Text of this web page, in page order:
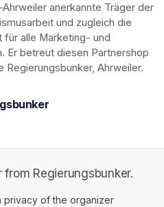
anerkannte Träger der
und zugleich die
für alle Marketing- und
Er betreut diesen Partnershop
Ahrweiler.
Regierungsbunker.
in a new tab)
privacy of the organizer